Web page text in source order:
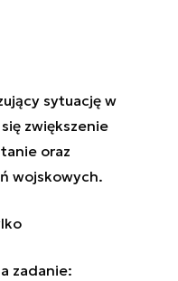
sytuację w
zwiększenie
oraz
wojskowych.
zadanie: